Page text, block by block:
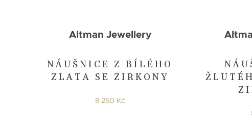
NÁUŠNICE Z BÍLÉHO
ZLATA SE ZIRKONY
Altman Jewellery
8 250 Kč